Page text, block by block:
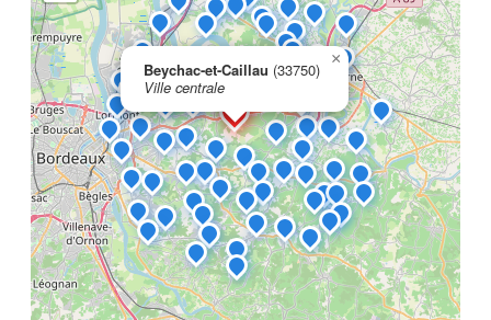
Beychac-et-Caillau (33750)
Ville centrale
×